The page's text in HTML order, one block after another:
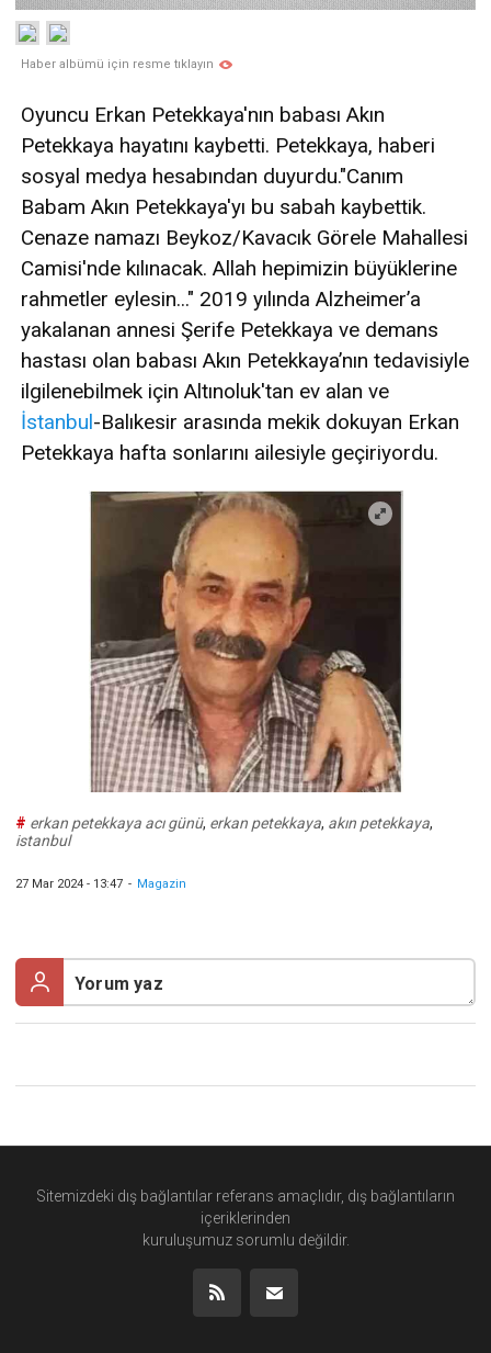
Haber albümü için resme tıklayın
Oyuncu Erkan Petekkaya'nın babası Akın
Petekkaya hayatını kaybetti. Petekkaya, haberi
sosyal medya hesabından duyurdu."Canım
Babam Akın Petekkaya'yı bu sabah kaybettik.
Cenaze namazı Beykoz/Kavacık Görele Mahallesi
Camisi'nde kılınacak. Allah hepimizin büyüklerine
rahmetler eylesin..." 2019 yılında Alzheimer’a
yakalanan annesi Şerife Petekkaya ve demans
hastası olan babası Akın Petekkaya’nın tedavisiyle
ilgilenebilmek için Altınoluk'tan ev alan ve
İstanbul-Balıkesir arasında mekik dokuyan Erkan
Petekkaya hafta sonlarını ailesiyle geçiriyordu.
# erkan petekkaya acı günü, erkan petekkaya, akın petekkaya,
istanbul
27 Mar 2024 - 13:47 - Magazin
Sitemizdeki dış bağlantılar referans amaçlıdır, dış bağlantıların
içeriklerinden
kuruluşumuz sorumlu değildir.